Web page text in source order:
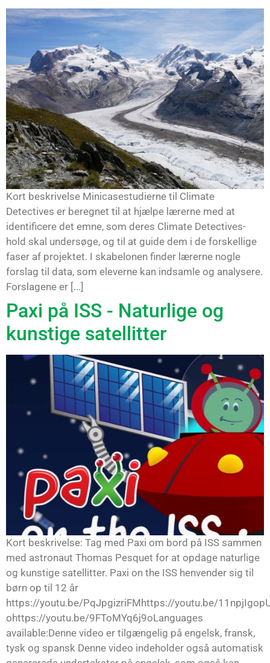
Kort beskrivelse Minicasestudierne til Climate
Detectives er beregnet til at hjælpe lærerne med at
identificere det emne, som deres Climate Detectives-
hold skal undersøge, og til at guide dem i de forskellige
faser af projektet. I skabelonen finder lærerne nogle
forslag til data, som eleverne kan indsamle og analysere.
Forslagene er [...]
Paxi på ISS - Naturlige og
kunstige satellitter
Kort beskrivelse: Tag med Paxi om bord på ISS sammen
med astronaut Thomas Pesquet for at opdage naturlige
og kunstige satellitter. Paxi on the ISS henvender sig til
børn op til 12 år
https://youtu.be/PqJpgizriFMhttps://youtu.be/
ohttps://youtu.be/9FToMYq6j9oLanguages
available:Denne video er tilgængelig på engelsk, fransk,
tysk og spansk Denne video indeholder også automatisk